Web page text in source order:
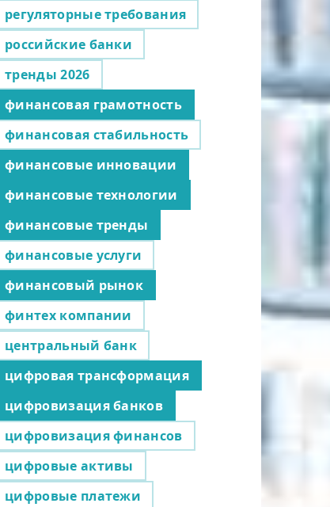
регуляторные требования
российские банки
тренды 2026
финансовая грамотность
финансовая стабильность
финансовые инновации
финансовые технологии
финансовые тренды
финансовые услуги
финансовый рынок
финтех компании
центральный банк
цифровая трансформация
цифровизация банков
цифровизация финансов
цифровые активы
цифровые платежи